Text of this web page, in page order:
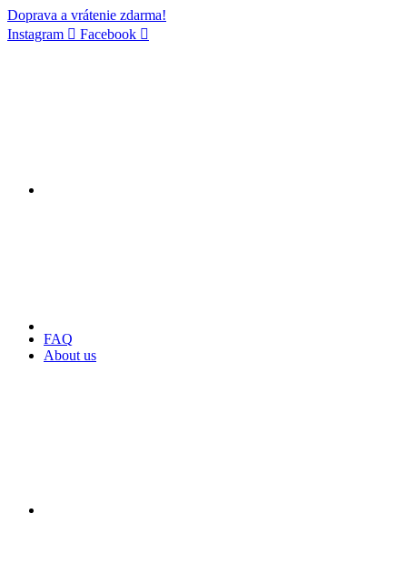
Doprava a vrátenie zdarma!
Instagram
Facebook
FAQ
About us